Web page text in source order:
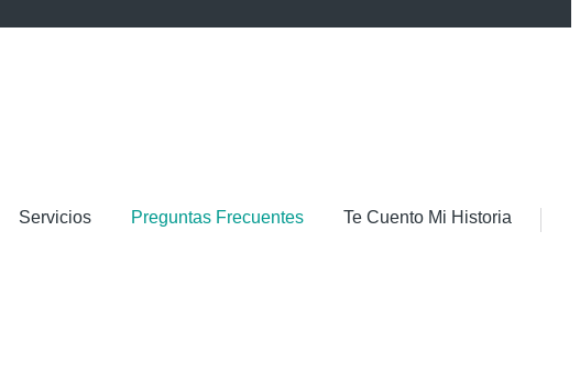
Servicios Preguntas Frecuentes Te Cuento Mi Historia